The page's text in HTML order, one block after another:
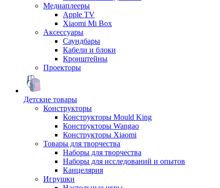
Медиаплееры
Apple TV
Xiaomi Mi Box
Аксессуары
Саундбары
Кабели и блоки
Кронштейны
Проекторы
Детские товары
Конструкторы
Конструкторы Mould King
Конструкторы Wangao
Конструкторы Xiaomi
Товары для творчества
Наборы для творчества
Наборы для исследований и опытов
Канцелярия
Игрушки